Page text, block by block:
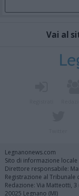
Vai al
Legnanonews.com
Sito di informazione locale
Direttore responsabile:
Registrazione al Tribunale
Redazione: Via Matteotti,
20025 Legnano (MI)